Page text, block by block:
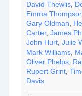
David Thewlis
Emma
Gary Oldman
Carter,James
John Hurt ,Julie
Mark Williams
Oliver Phelps
Rupert Grint ,
Davis